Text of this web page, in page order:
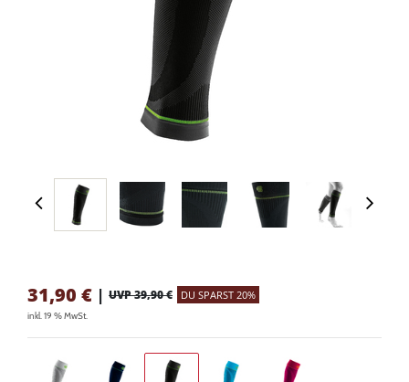
31,90 € | UVP 39,90 € DU SPARST 20%
inkl. 19 % MwSt.